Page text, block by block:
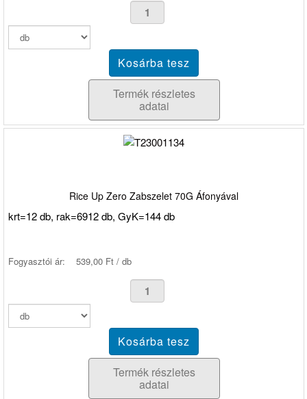
Termék részletes
adatai
Rice Up Zero Zabszelet 70G Áfonyával
krt=12 db, rak=6912 db, GyK=144 db
Fogyasztói ár: 539,00 Ft / db
Termék részletes
adatai